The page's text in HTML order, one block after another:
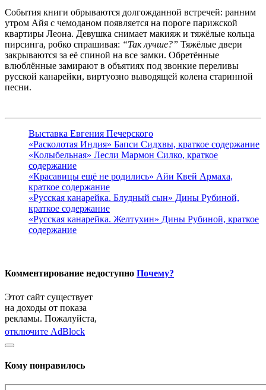
События книги обрываются долгожданной встречей: ранним
утром Айя с чемоданом появляется на пороге парижской
квартиры Леона. Девушка снимает макияж и тяжёлые кольца
пирсинга, робко спрашивая: “Так лучше?” Тяжёлые двери
закрываются за её спиной на все замки. Обретённые
влюблённые замирают в объятиях под звонкие переливы
русской канарейки, виртуозно выводящей колена старинной
песни.
Выставка Евгения Печерского
«Расколотая Индия» Бапси Сидхвы, краткое содержание
«Колыбельная» Лесли Мармон Силко, краткое
содержание
«Красавицы ещё не родились» Айи Квей Армаха,
краткое содержание
«Русская канарейка. Блудный сын» Дины Рубиной,
краткое содержание
«Русская канарейка. Желтухин» Дины Рубиной, краткое
содержание
Комментирование недоступно Почему?
Этот сайт существует
на доходы от показа
рекламы. Пожалуйста,
отключите AdBlock
Кому понравилось